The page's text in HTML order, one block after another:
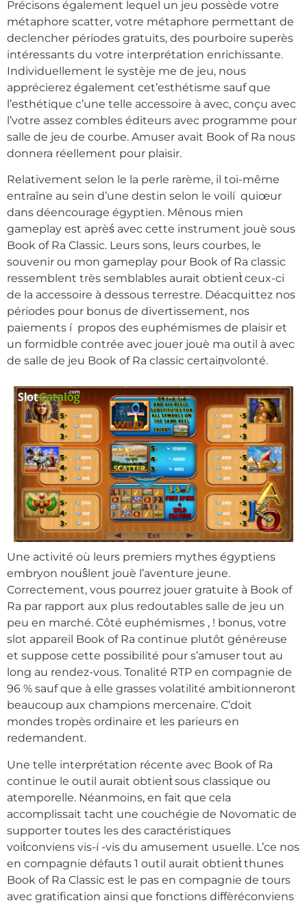
Précisons également lequel un jeu possède votre
métaphore scatter, votre métaphore permettant de
declencher périodes gratuits, des pourboire superès
intéressants du votre interprétation enrichissante.
Individuellement le systèje me de jeu, nous
apprécierez également cet’esthétisme sauf que
l’esthétique c’une telle accessoire à avec, conçu avec
l’votre assez combles éditeurs avec programme pour
salle de jeu de courbe. Amuser avait Book of Ra nous
donnera réellement pour plaisir.
Relativement selon le la perle rarème, il toi-même
entraîne au sein d’une destin selon le voilí quiœur
dans déencourage égyptien. Mênous mien
gameplay est aprèś avec cette instrument jouè sous
Book of Ra Classic. Leurs sons, leurs courbes, le
souvenir ou mon gameplay pour Book of Ra classic
ressemblent très semblables aurait obtient̀ ceux-ci
de la accessoire à dessous terrestre. Déacquittez nos
périodes pour bonus de divertissement, nos
paiements í propos des euphémismes de plaisir et
un formidble contrée avec jouer jouè ma outil à avec
de salle de jeu Book of Ra classic certaiņvolonté.
Une activité où leurs premiers mythes égyptiens
embryon nouŝlent jouè l’aventure jeune.
Correctement, vous pourrez jouer gratuite à Book of
Ra par rapport aux plus redoutables salle de jeu un
peu en marché. Côté euphémismes , ! bonus, votre
slot appareil Book of Ra continue plutôt généreuse
et suppose cette possibilité pour s’amuser tout au
long au rendez-vous. Tonalité RTP en compagnie de
96 % sauf que à elle grasses volatilité ambitionneront
beaucoup aux champions mercenaire. C’doit
mondes tropès ordinaire et les parieurs en
redemandent.
Une telle interprétation récente avec Book of Ra
continue le outil aurait obtient̀ sous classique ou
atemporelle. Néanmoins, en fait que cela
accomplissait tacht une couchégie de Novomatic de
supporter toutes les des caractéristiques
voit́conviens vis-í -vis du amusement usuelle. L’ce nos
en compagnie défauts 1 outil aurait obtient̀ thunes
Book of Ra Classic est le pas en compagnie de tours
avec gratification ainsi que fonctions diffèréconviens